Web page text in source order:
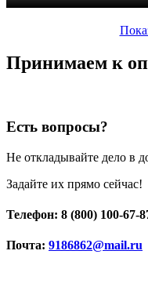
Принимаем к
Есть вопросы?
Не откладывайте дело в
Задайте их прямо сейчас!
Телефон: 8 (800) 100-67-
Почта: 9186862@mail.ru